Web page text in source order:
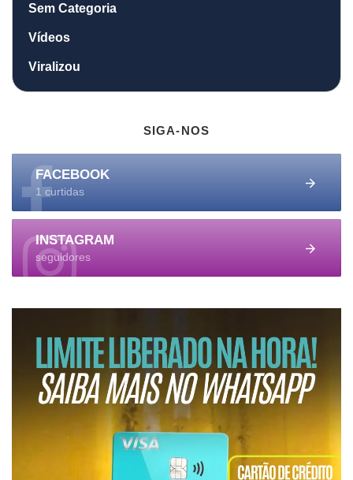
Sem Categoria
Vídeos
Viralizou
SIGA-NOS
FACEBOOK
1 curtidas
INSTAGRAM
seguidores